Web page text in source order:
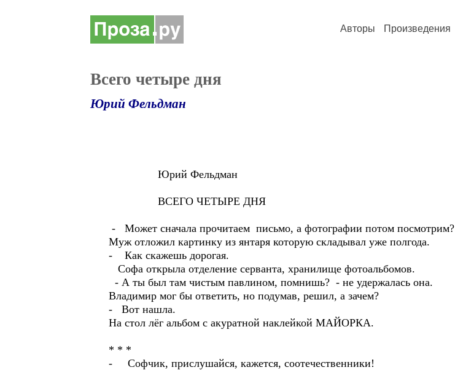
Авторы Произведения
Всего четыре дня
Юрий Фельдман
Юрий Фельдман
ВСЕГО ЧЕТЫРЕ ДНЯ
- Может сначала прочитаем письмо, а фотографии потом посмотрим?
Муж отложил картинку из янтаря которую складывал уже полгода.
- Как скажешь дорогая.
Софа открыла отделение серванта, хранилище фотоальбомов.
- А ты был там чистым павлином, помнишь? - не удержалась она.
Владимир мог бы ответить, но подумав, решил, а зачем?
- Вот нашла.
На стол лёг альбом с акуратной наклейкой МАЙОРКА.
* * *
- Софчик, прислушайся, кажется, соотечественники!